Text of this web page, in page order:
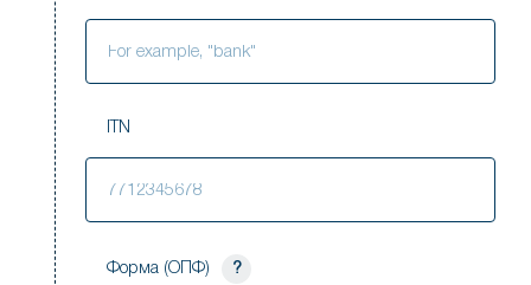
ITN
Форма (ОПФ) ?